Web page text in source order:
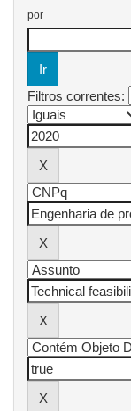
por
Filtros correntes: